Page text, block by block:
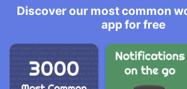
Discover our most common
app for free